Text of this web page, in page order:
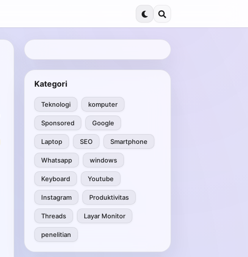
Kategori
Teknologi komputer
Sponsored Google
Laptop SEO Smartphone
Whatsapp windows
Keyboard Youtube
Instagram Produktivitas
Threads Layar Monitor
penelitian